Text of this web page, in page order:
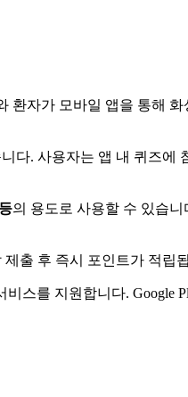
자가 모바일 앱을 통해
다. 사용자는 앱 내 퀴즈
의 용도로 사용할 수 있습
출 후 즉시 포인트가 적립
스를 지원합니다. Google